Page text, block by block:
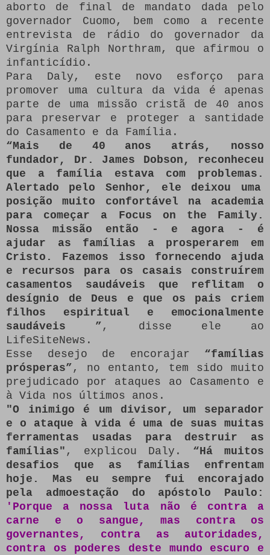
aborto de final de mandato dada pelo
governador Cuomo, bem como a recente
entrevista de rádio do governador da
Virgínia Ralph Northram, que afirmou o
infanticídio.
Para Daly, este novo esforço para
promover uma cultura da vida é apenas
parte de uma missão cristã de 40 anos
para preservar e proteger a santidade
do Casamento e da Família.
“Mais de 40 anos atrás, nosso
fundador, Dr. James Dobson, reconheceu
que a família estava com problemas.
Alertado pelo Senhor, ele deixou uma
posição muito confortável na academia
para começar a Focus on the Family.
Nossa missão então - e agora - é
ajudar as famílias a prosperarem em
Cristo.
Fazemos isso fornecendo ajuda
e recursos para os casais construírem
casamentos saudáveis ​​que reflitam o
desígnio de Deus e que os pais criem
filhos espiritual e emocionalmente
saudáveis ​​” , disse ele ao
LifeSiteNews.
Esse desejo de encorajar “famílias
prósperas” , no entanto, tem sido muito
prejudicado por ataques ao Casamento e
à Vida nos últimos anos.
"O inimigo é um divisor, um separador
e o ataque à vida é uma de suas muitas
ferramentas usadas para destruir as
famílias" , explicou Daly.
“Há muitos
desafios que as famílias enfrentam
hoje.
Mas eu sempre fui encorajado
pela admoestação do apóstolo Paulo:
'Porque a nossa luta não é contra a
carne e o sangue, mas contra os
governantes, contra as autoridades,
contra os poderes deste mundo escuro e